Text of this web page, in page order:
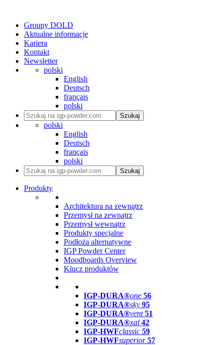
Groupy DOLD
Aktualne informacje
Kariera
Kontakt
Newsletter
polski
English
Deutsch
français
polski
Szukaj
polski
English
Deutsch
français
polski
Szukaj
Produkty
Architektura na zewnątrz
Przemysł na zewnątrz
Przemysł wewnątrz
Produkty specjalne
Podłoża alternatywne
IGP Powder Center
Moodboards Overview
Klucz produktów
IGP-DURA®one 56
IGP-DURA®sky 95
IGP-DURA®vent 51
IGP-DURA®xal 42
IGP-HWFclassic 59
IGP-HWFsuperior 57